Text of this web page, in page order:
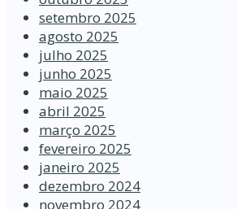
setembro 2025
agosto 2025
julho 2025
junho 2025
maio 2025
abril 2025
março 2025
fevereiro 2025
janeiro 2025
dezembro 2024
novembro 2024